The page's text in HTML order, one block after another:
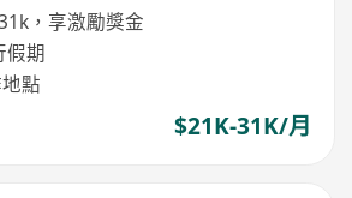
，享激勵獎金
假期
點
$21K-31K/月